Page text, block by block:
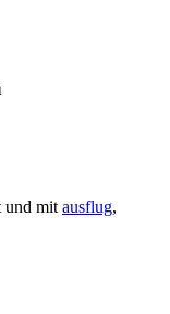
und mit ausflug,